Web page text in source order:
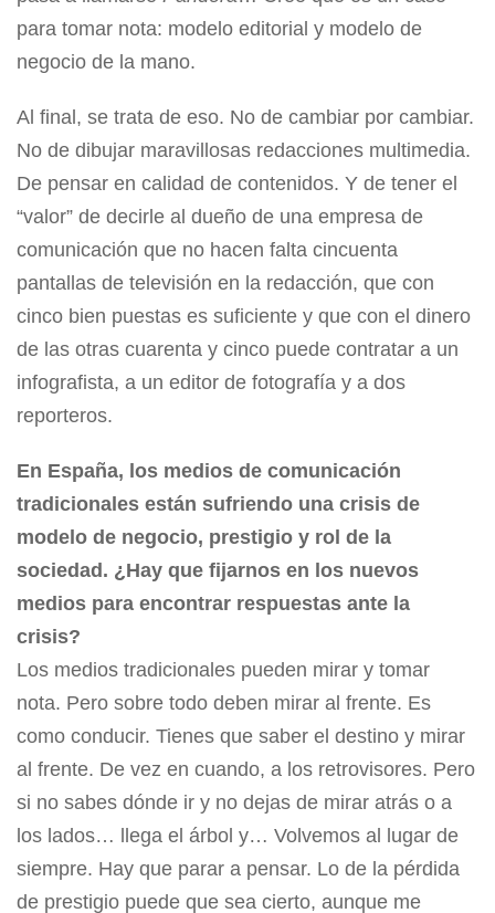
para tomar nota: modelo editorial y modelo de
negocio de la mano.
Al final, se trata de eso. No de cambiar por cambiar.
No de dibujar maravillosas redacciones multimedia.
De pensar en calidad de contenidos. Y de tener el
“valor” de decirle al dueño de una empresa de
comunicación que no hacen falta cincuenta
pantallas de televisión en la redacción, que con
cinco bien puestas es suficiente y que con el dinero
de las otras cuarenta y cinco puede contratar a un
infografista, a un editor de fotografía y a dos
reporteros.
En España, los medios de comunicación
tradicionales están sufriendo una crisis de
modelo de negocio, prestigio y rol de la
sociedad. ¿Hay que fijarnos en los nuevos
medios para encontrar respuestas ante la
crisis?
Los medios tradicionales pueden mirar y tomar
nota. Pero sobre todo deben mirar al frente. Es
como conducir. Tienes que saber el destino y mirar
al frente. De vez en cuando, a los retrovisores. Pero
si no sabes dónde ir y no dejas de mirar atrás o a
los lados… llega el árbol y… Volvemos al lugar de
siempre. Hay que parar a pensar. Lo de la pérdida
de prestigio puede que sea cierto, aunque me